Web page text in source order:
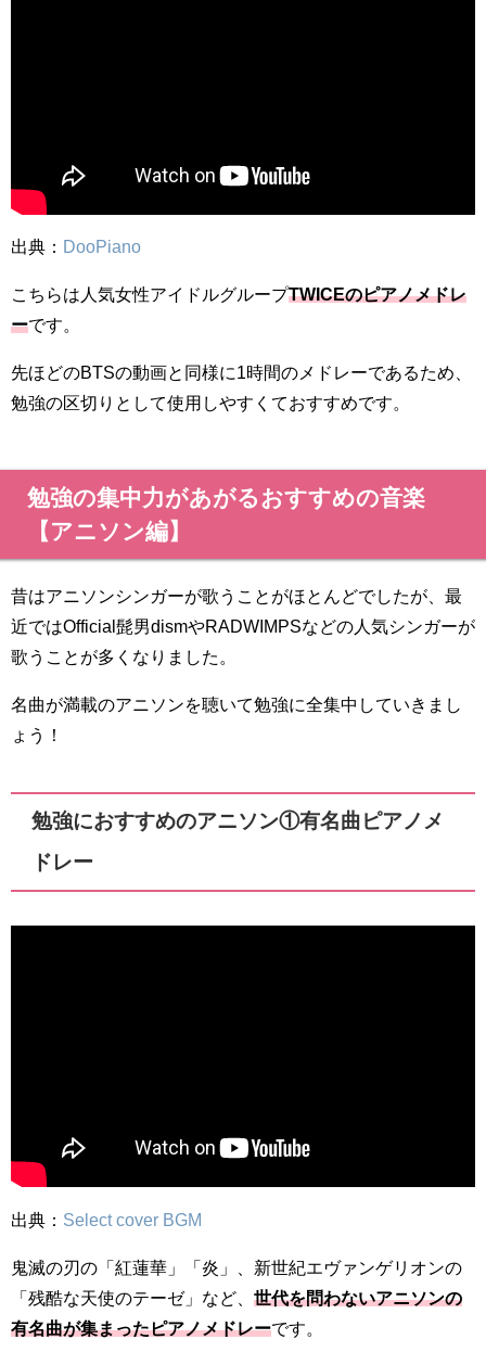
出典： DooPiano
こちらは人気女性アイドルグループTWICEのピアノメドレ
ーです。
先ほどのBTSの動画と同様に1時間のメドレーであるため、
勉強の区切りとして使用しやすくておすすめです。
勉強の集中力があがるおすすめの音楽
【アニソン編】
昔はアニソンシンガーが歌うことがほとんどでしたが、最
近ではOfficial髭男dismやRADWIMPSなどの人気シンガーが
歌うことが多くなりました。
名曲が満載のアニソンを聴いて勉強に全集中していきまし
ょう！
勉強におすすめのアニソン①有名曲ピアノメ
ドレー
出典： Select cover BGM
鬼滅の刃の「紅蓮華」「炎」、新世紀エヴァンゲリオンの
「残酷な天使のテーゼ」など、 世代を問わないアニソンの
有名曲が集まったピアノメドレーです。